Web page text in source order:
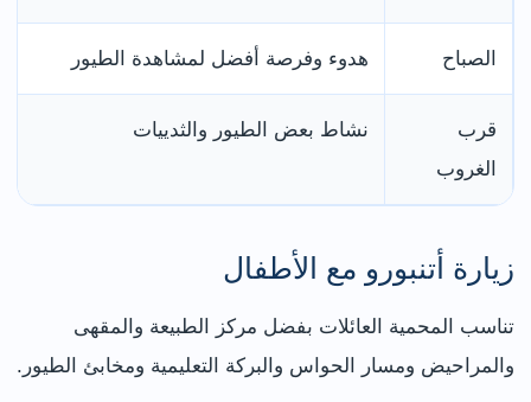
الصباح هدوء وفرصة أفضل لمشاهدة الطيور
قرب
الغروب
نشاط بعض الطيور والثدييات
زيارة أتنبورو مع الأطفال
تناسب المحمية العائلات بفضل مركز الطبيعة والمقهى
والمراحيض ومسار الحواس والبركة التعليمية ومخابئ الطيور.